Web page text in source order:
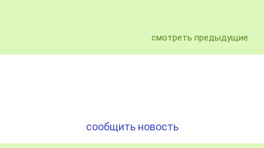
смотреть предыдущие
сообщить новость